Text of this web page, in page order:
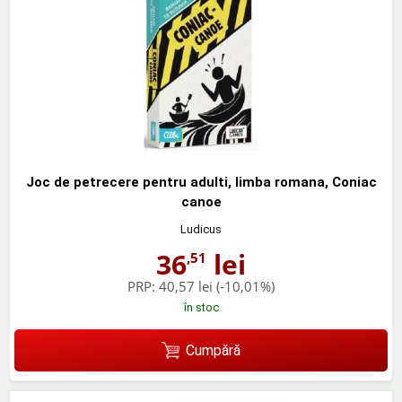
Joc de petrecere pentru adulti, limba romana, Coniac
canoe
Ludicus
36,51 lei
PRP: 40,57 lei (-10,01%)
în stoc
Cumpără